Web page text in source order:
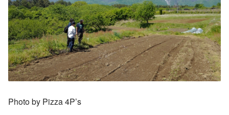
Photo by Pizza 4P’s